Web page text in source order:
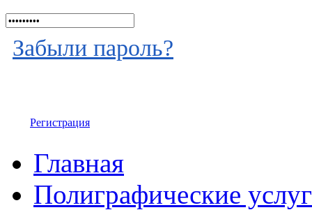
Забыли пароль?
Регистрация
Главная
Полиграфические